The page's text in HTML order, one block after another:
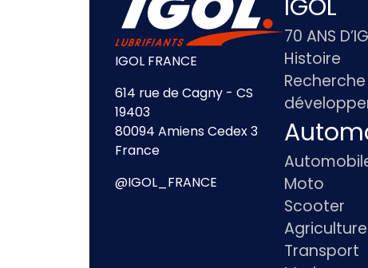
IGOL FRANCE
614 rue de Cagny - CS
19403
80094 Amiens Cedex 3
France
@IGOL_FRANCE
IGOL
70 ANS
Histoire
Moto
Scooter
Agriculture
Transport